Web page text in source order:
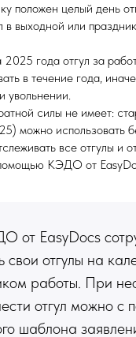
положен целый день
в выходной или
года отгул за
в течение года,
увольнении.
силы не имеет:
можно использовать
все отгулы и
КЭДО от
от EasyDocs
свои отгулы на
работы. При
отгул можно с
шаблона